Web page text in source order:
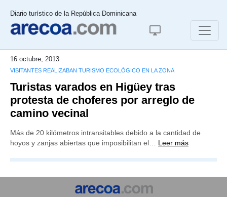
Diario turístico de la República Dominicana
16 octubre, 2013
VISITANTES REALIZABAN TURISMO ECOLÓGICO EN LA ZONA
Turistas varados en Higüey tras
protesta de choferes por arreglo de
camino vecinal
Más de 20 kilómetros intransitables debido a la cantidad de
hoyos y zanjas abiertas que imposibilitan el… Leer más